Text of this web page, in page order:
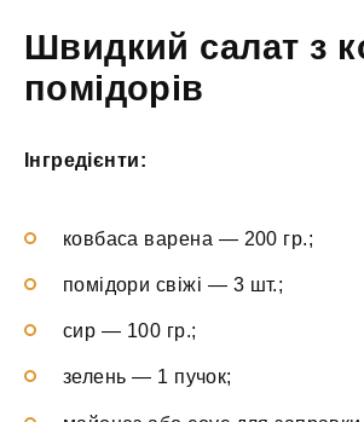
Швидкий салат з
помідорів
Інгредієнти:
ковбаса варена — 200 гр.;
помідори свіжі — 3 шт.;
сир — 100 гр.;
зелень — 1 пучок;